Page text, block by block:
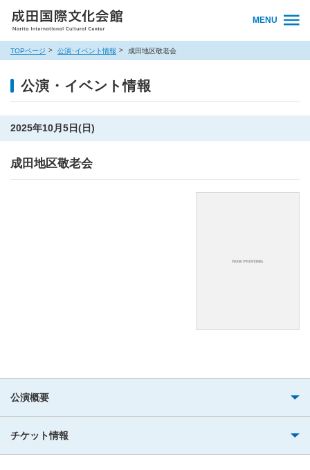
MENU
TOPページ 公演･イベント情報 成田地区敬老会
公演・イベント情報
2025年10月5日(日)
成田地区敬老会
公演概要
チケット情報